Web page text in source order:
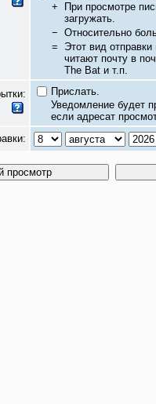
+
При просмотре
загружать.
− Относительно
= Этот вид
читают почту в
The Bat и т.п.
Прислать.
Уведомление будет
если адресат